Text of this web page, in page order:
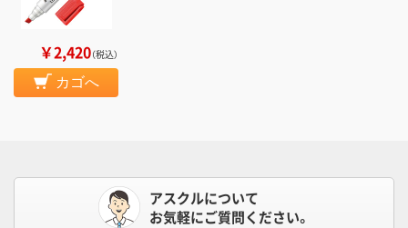
￥2,420（税込）
カゴへ
アスクルについて
お気軽にご質問ください。